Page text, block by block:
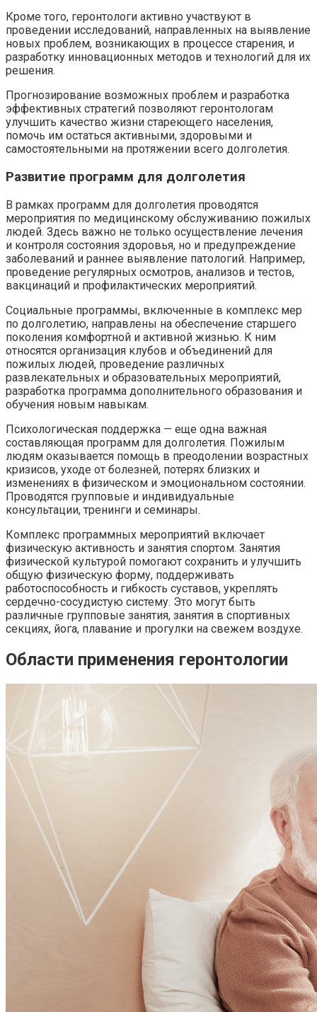
Кроме того, геронтологи активно участвуют в
проведении исследований, направленных на выявление
новых проблем, возникающих в процессе старения, и
разработку инновационных методов и технологий для их
решения.
Прогнозирование возможных проблем и разработка
эффективных стратегий позволяют геронтологам
улучшить качество жизни стареющего населения,
помочь им остаться активными, здоровыми и
самостоятельными на протяжении всего долголетия.
Развитие программ для долголетия
В рамках программ для долголетия проводятся
мероприятия по медицинскому обслуживанию пожилых
людей. Здесь важно не только осуществление лечения
и контроля состояния здоровья, но и предупреждение
заболеваний и раннее выявление патологий. Например,
проведение регулярных осмотров, анализов и тестов,
вакцинаций и профилактических мероприятий.
Социальные программы, включенные в комплекс мер
по долголетию, направлены на обеспечение старшего
поколения комфортной и активной жизнью. К ним
относятся организация клубов и объединений для
пожилых людей, проведение различных
развлекательных и образовательных мероприятий,
разработка программа дополнительного образования и
обучения новым навыкам.
Психологическая поддержка — еще одна важная
составляющая программ для долголетия. Пожилым
людям оказывается помощь в преодолении возрастных
кризисов, уходе от болезней, потерях близких и
изменениях в физическом и эмоциональном состоянии.
Проводятся групповые и индивидуальные
консультации, тренинги и семинары.
Комплекс программных мероприятий включает
физическую активность и занятия спортом. Занятия
физической культурой помогают сохранить и улучшить
общую физическую форму, поддерживать
работоспособность и гибкость суставов, укреплять
сердечно-сосудистую систему. Это могут быть
различные групповые занятия, занятия в спортивных
секциях, йога, плавание и прогулки на свежем воздухе.
Области применения геронтологии